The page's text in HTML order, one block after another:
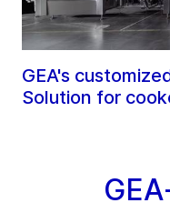
GEA's
Solution for